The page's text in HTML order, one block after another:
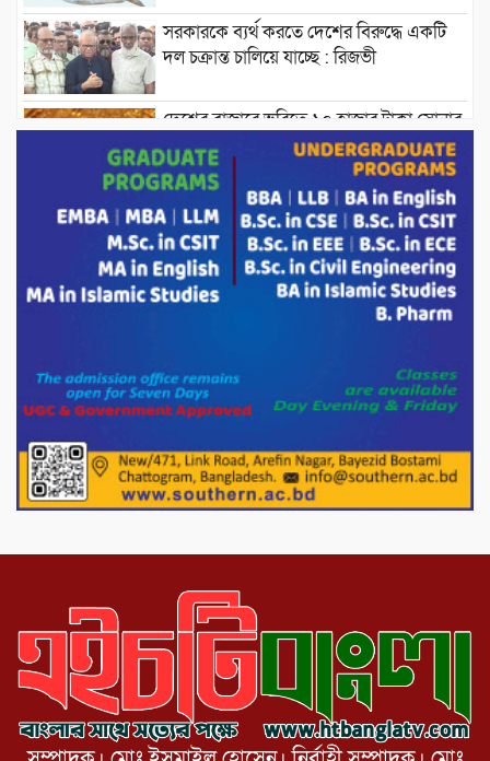
সরকারকে ব্যর্থ করতে দেশের বিরুদ্ধে একটি
দল চক্রান্ত চালিয়ে যাচ্ছে : রিজভী
দেশের বাজারে ভরিতে ১০ হাজার টাকা সোনার
দাম বাড়ানোর ঘোষণা।
ভারপ্রাপ্ত রাষ্ট্রপতি হাফিজ উদ্দিন আহমদের
সাথে এইচটি বাংলা অনলাইন পোর্টাল ও আইপি
টিভির সম্পাদক মোঃ ইসমাইল হোসেনের
সৌজন্য সাক্ষাৎ।
পাটগ্রামে জুলাই অভ্যুত্থান দিবস উপলক্ষে
পোরশায় গণঅভ্যুত্থান দিবসে শহিদ ও জুলাই
১১ দলীয় ঐক্য পোরশা উপজেলা শাখার